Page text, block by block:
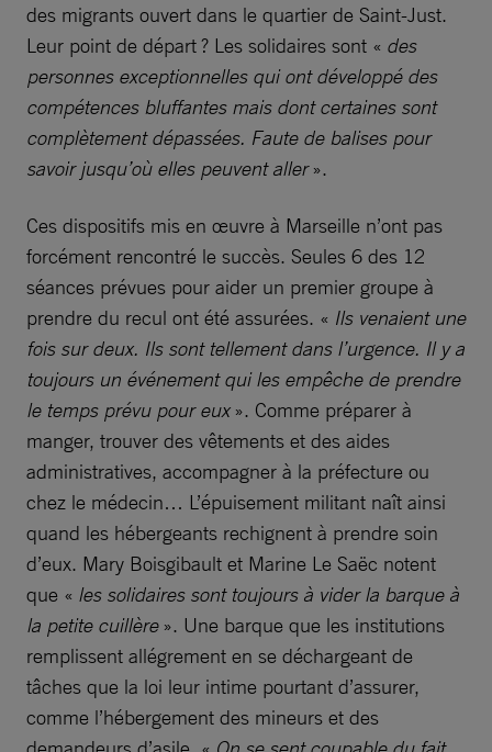
des migrants ouvert dans le quartier de Saint-Just.
Leur point de départ ? Les solidaires sont « des
personnes exceptionnelles qui ont développé des
compétences bluffantes mais dont certaines sont
complètement dépassées. Faute de balises pour
savoir jusqu’où elles peuvent aller».
Ces dispositifs mis en œuvre à Marseille n’ont pas
forcément rencontré le succès. Seules 6 des 12
séances prévues pour aider un premier groupe à
prendre du recul ont été assurées. « Ils venaient une
fois sur deux. Ils sont tellement dans l’urgence. Il y a
toujours un événement qui les empêche de prendre
le temps prévu pour eux ». Comme préparer à
manger, trouver des vêtements et des aides
administratives, accompagner à la préfecture ou
chez le médecin… L’épuisement militant naît ainsi
quand les hébergeants rechignent à prendre soin
d’eux. Mary Boisgibault et Marine Le Saëc notent
que « les solidaires sont toujours à vider la barque à
la petite cuillère ». Une barque que les institutions
remplissent allégrement en se déchargeant de
tâches que la loi leur intime pourtant d’assurer,
comme l’hébergement des mineurs et des